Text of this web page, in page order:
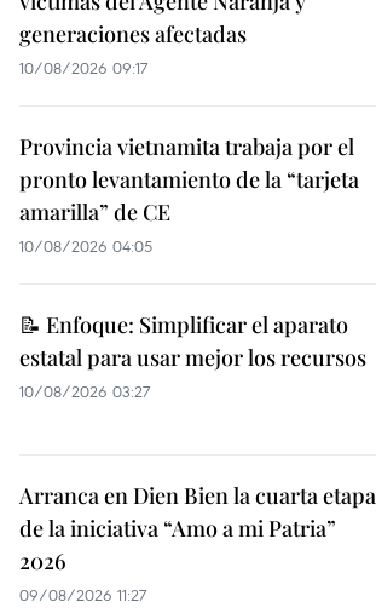
generaciones afectadas
10/08/2026 09:17
Provincia vietnamita trabaja por el
pronto levantamiento de la “tarjeta
amarilla” de CE
10/08/2026 04:05
📝 Enfoque: Simplificar el aparato
estatal para usar mejor los recursos
10/08/2026 03:27
Arranca en Dien Bien la cuarta etapa
de la iniciativa “Amo a mi Patria”
2026
09/08/2026 11:27